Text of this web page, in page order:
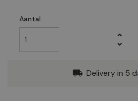
Aantal
local_shipping Delivery in 5